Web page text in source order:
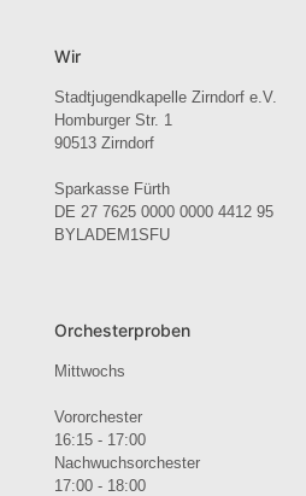
Wir
Stadtjugendkapelle Zirndorf e.V.
Homburger Str. 1
90513 Zirndorf
Sparkasse Fürth
DE 27 7625 0000 0000 4412 95
BYLADEM1SFU
Orchesterproben
Mittwochs
Vororchester
16:15 - 17:00
Nachwuchsorchester
17:00 - 18:00